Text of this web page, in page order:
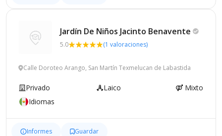
Jardín De Niños Jacinto Benavente
5.0 (1 valoraciones)
Calle Doroteo Arango, San Martín Texmelucan de Labastida
Privado Laico
Mixto
Idiomas
Informes Guardar